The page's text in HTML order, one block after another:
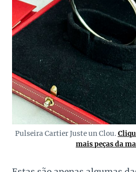
Pulseira Cartier Juste un Clou.
mais peças da